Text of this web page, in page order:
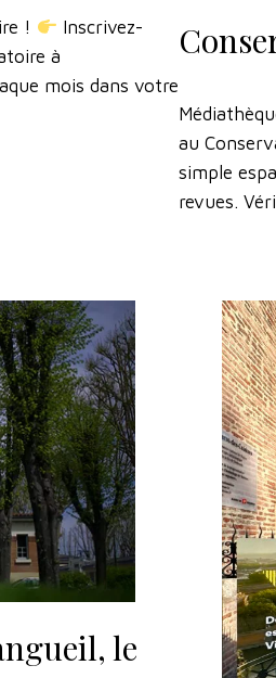
!
Inscrivez-
à
mois dans votre
au
simple
revues.
le